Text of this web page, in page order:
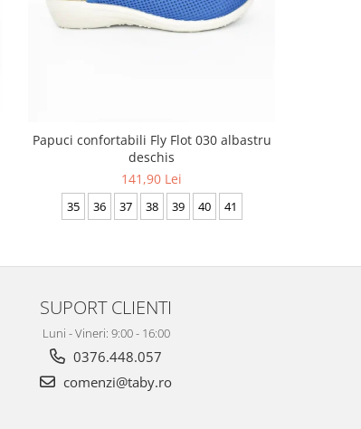
Papuci confortabili Fly Flot 030 albastru
deschis
141,90 Lei
35 36 37 38 39 40 41
SUPORT CLIENTI
Luni - Vineri: 9:00 - 16:00
0376.448.057
comenzi@taby.ro